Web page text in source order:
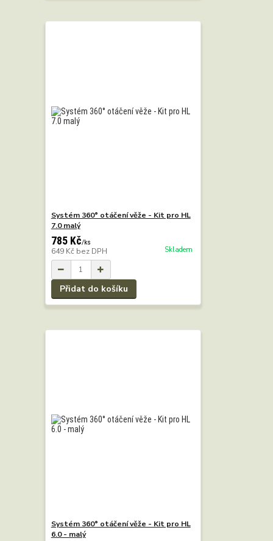
Systém 360° otáčení věže - Kit pro HL
7.0 malý
785 Kč/ks
649 Kč bez DPH Skladem
Přidat do košíku
Systém 360° otáčení věže - Kit pro HL
6.0 - malý